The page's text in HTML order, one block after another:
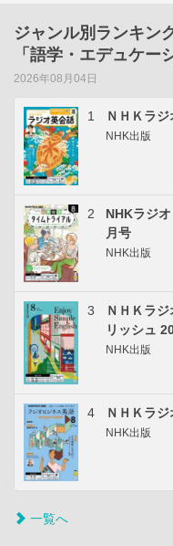
ジャンル別ランキン
「語学・エデュケー
2026年08月04日
1 ＮＨＫラ
NHK出版
2
NHKラジ
月号
NHK出版
3
ＮＨＫラ
リッシュ
NHK出版
4 ＮＨＫラ
NHK出版
一覧へ